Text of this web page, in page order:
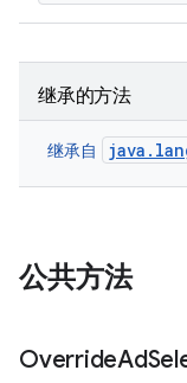
继承的方法
继承自
公共方法
OverrideAd